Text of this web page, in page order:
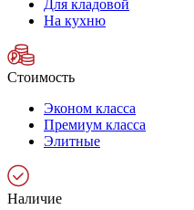
Для кладовой
На кухню
Стоимость
Эконом класса
Премиум класса
Элитные
Наличие